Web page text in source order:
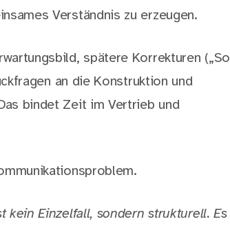
Verständnis zu erzeugen.
spätere Korrekturen („So
an die Konstruktion und
bindet Zeit im Vertrieb und
kein Einzelfall, sondern strukturell. Es